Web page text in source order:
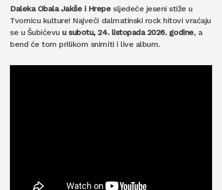
Daleka Obala Jakše i Hrepesljedeće jeseni stiže u
Tvornicu kulture! Najveći dalmatinski rock hitovi vraćaju
se u Šubićevu u subotu, 24. listopada 2026. godine, a
bend će tom prilikom snimiti i live album.